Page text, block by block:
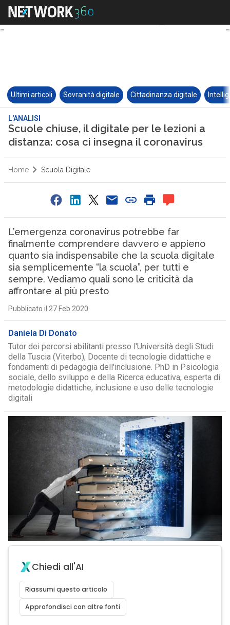
Ultimi articoli Sovranità digitale Cittadinanza digitale
L'ANALISI
Scuole chiuse, il digitale per le lezioni a
distanza: cosa ci insegna il coronavirus
Home Scuola Digitale
L’emergenza coronavirus potrebbe far
finalmente comprendere davvero e appieno
quanto sia indispensabile che la scuola digitale
sia semplicemente “la scuola”, per tutti e
sempre. Vediamo quali sono le criticità da
affrontare al più presto
Pubblicato il 27 Feb 2020
Daniela Di Donato
Tutor dei percorsi abilitanti presso l'Università degli Studi
della Tuscia (Viterbo), Docente di tecnologie didattiche e
fondamenti di pedagogia dell'inclusione. PhD in Psicologia
sociale, dello sviluppo e della Ricerca educativa, esperta di
metodologie didattiche, inclusione e uso delle tecnologie
digitali
Chiedi all'AI
Riassumi questo articolo
Approfondisci con altre fonti